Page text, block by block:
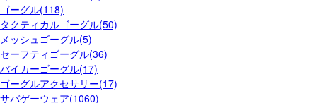
ゴーグル(118)
タクティカルゴーグル(50)
メッシュゴーグル(5)
セーフティゴーグル(36)
バイカーゴーグル(17)
ゴーグルアクセサリー(17)
サバゲーウェア(1060)